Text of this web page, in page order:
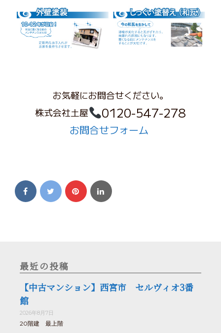
お気軽にお問合せください。
株式会社土屋
0120-547-278
お問合せフォーム
最近の投稿
【中古マンション】西宮市 セルヴィオ3番
館
2026年8月7日
20階建 最上階